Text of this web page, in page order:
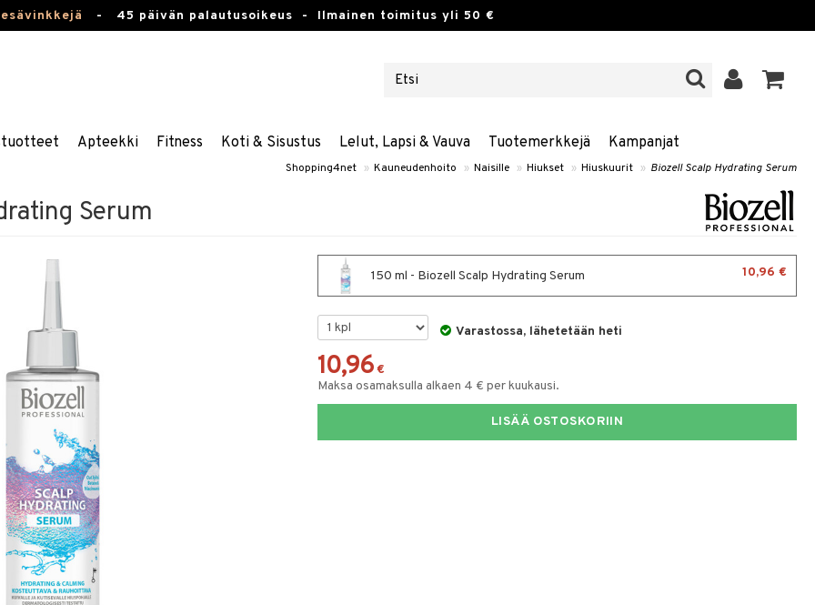
- 45 päivän palautusoikeus - Ilmainen toimitus yli 50 €
Apteekki Fitness Koti & Sisustus Lelut, Lapsi & Vauva Tuotemerkkejä Kampanjat
Shopping4net » Kauneudenhoito » Naisille » Hiukset » Hiuskuurit » Biozell Scalp Hydrating Serum
Serum
150 ml - Biozell Scalp Hydrating Serum 10,96 €
Varastossa, lähetetään heti
10,96 €
Maksa osamaksulla alkaen 4 € per kuukausi.
LISÄÄ OSTOSKORIIN